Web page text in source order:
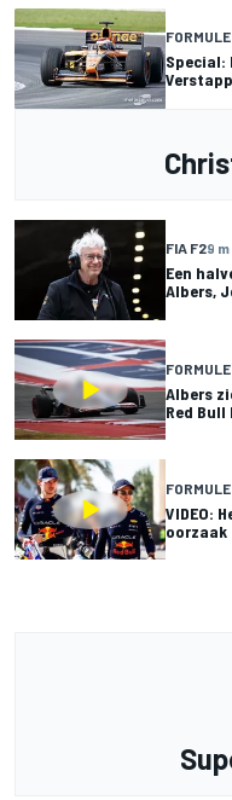
FORMULE
Special:
FIA F29 m
Een
Albers,
FORMULE
Albers
Red Bull
FORMULE
VIDEO:
oorzaak